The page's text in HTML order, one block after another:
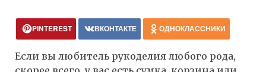
PINTEREST ВКОНТАКТЕ ОДНОКЛАССНИКИ
Если вы любитель рукоделия любого рода,